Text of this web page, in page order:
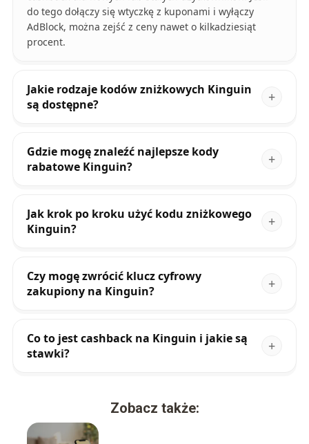
do tego dołączy się wtyczkę z kuponami i wyłączy
AdBlock, można zejść z ceny nawet o kilkadziesiąt
procent.
Jakie rodzaje kodów zniżkowych Kinguin
są dostępne?
Gdzie mogę znaleźć najlepsze kody
rabatowe Kinguin?
Jak krok po kroku użyć kodu zniżkowego
Kinguin?
Czy mogę zwrócić klucz cyfrowy
zakupiony na Kinguin?
Co to jest cashback na Kinguin i jakie są
stawki?
Zobacz także: